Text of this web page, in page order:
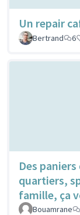
Un repair
Bertrand
6
Des
quartiers,
famille, ça
Bouamrane